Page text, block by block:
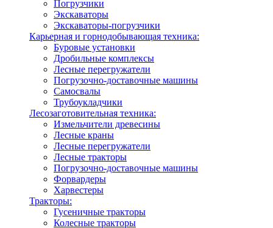
Погрузчики
Экскаваторы
Экскаваторы-погрузчики
Карьерная и горнодобывающая техника:
Буровые установки
Дробильные комплексы
Лесные перегружатели
Погрузочно-доставочные машины
Самосвалы
Трубоукладчики
Лесозаготовительная техника:
Измельчители древесины
Лесные краны
Лесные перегружатели
Лесные тракторы
Погрузочно-доставочные машины
Форвардеры
Харвестеры
Тракторы:
Гусеничные тракторы
Колесные тракторы